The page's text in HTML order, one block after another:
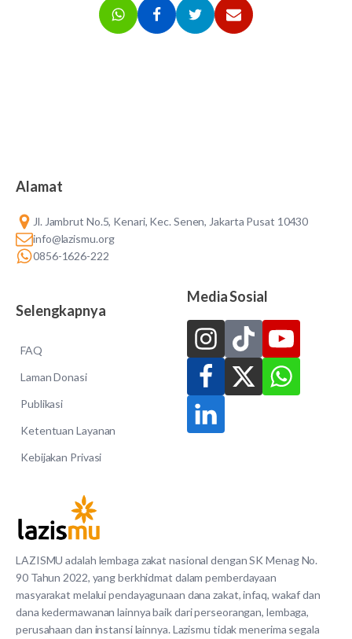
LAZISMU adalah lembaga zakat nasional dengan SK Menag No.
90 Tahun 2022, yang berkhidmat dalam pemberdayaan
masyarakat melalui pendayagunaan dana zakat, infaq, wakaf dan
dana kedermawanan lainnya baik dari perseorangan, lembaga,
perusahaan dan instansi lainnya. Lazismu tidak menerima segala
Alamat
Jl. Jambrut No.5, Kenari, Kec. Senen, Jakarta Pusat 10430
info@lazismu.org
0856-1626-222
Selengkapnya
FAQ
Laman Donasi
Publikasi
Ketentuan Layanan
Kebijakan Privasi
Media Sosial